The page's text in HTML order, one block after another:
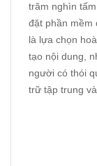
trăm nghìn
đặt phần mềm
là lựa chọn
tạo nội dung,
người có thói
trữ tập trung